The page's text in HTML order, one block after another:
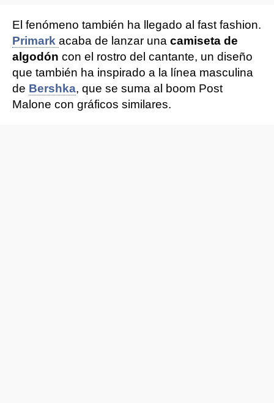
El fenómeno también ha llegado al fast fashion.
Primark acaba de lanzar una camiseta de
algodón con el rostro del cantante, un diseño
que también ha inspirado a la línea masculina
de Bershka, que se suma al boom Post
Malone con gráficos similares.